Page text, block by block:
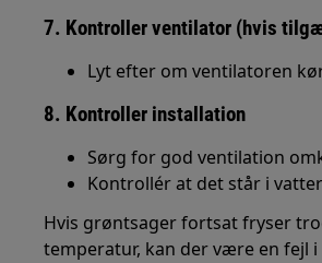
7. Kontroller ventilator (hvis
Lyt efter om ventilatoren
8. Kontroller installation
Sørg for god ventilation
Kontrollér at det står i vatter
Hvis grøntsager fortsat fryser
temperatur, kan der være en fejl i